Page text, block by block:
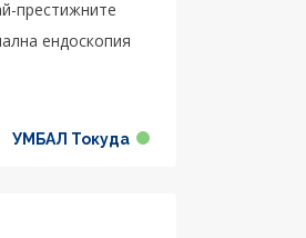
престижните
ендоскопия
УМБАЛ Токуда